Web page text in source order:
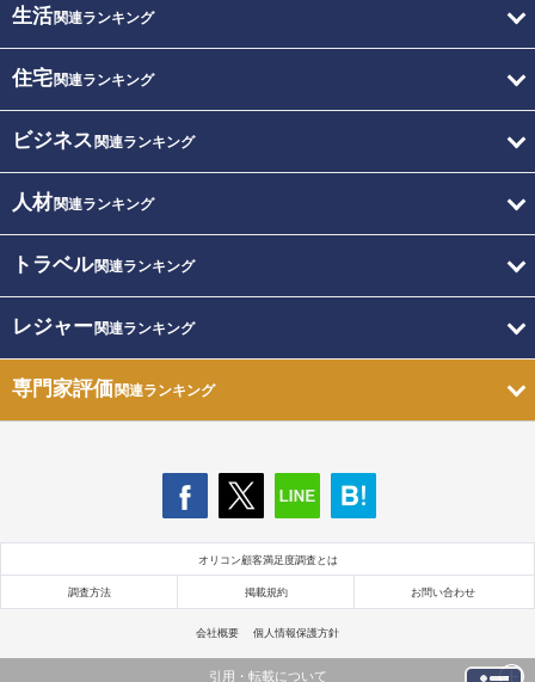
生活関連ランキング
住宅関連ランキング
ビジネス 関連ランキング
人材関連ランキング
トラベル関連ランキング
レジャー関連ランキング
専門家評価関連ランキング
オリコン顧客満足度調査とは
調査方法 掲載規約 お問い合わせ
会社概要 個人情報保護方針
引用・転載について